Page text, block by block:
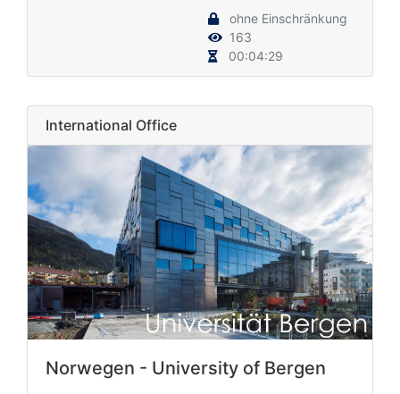
ohne Einschränkung
163
00:04:29
International Office
Norwegen - University of Bergen